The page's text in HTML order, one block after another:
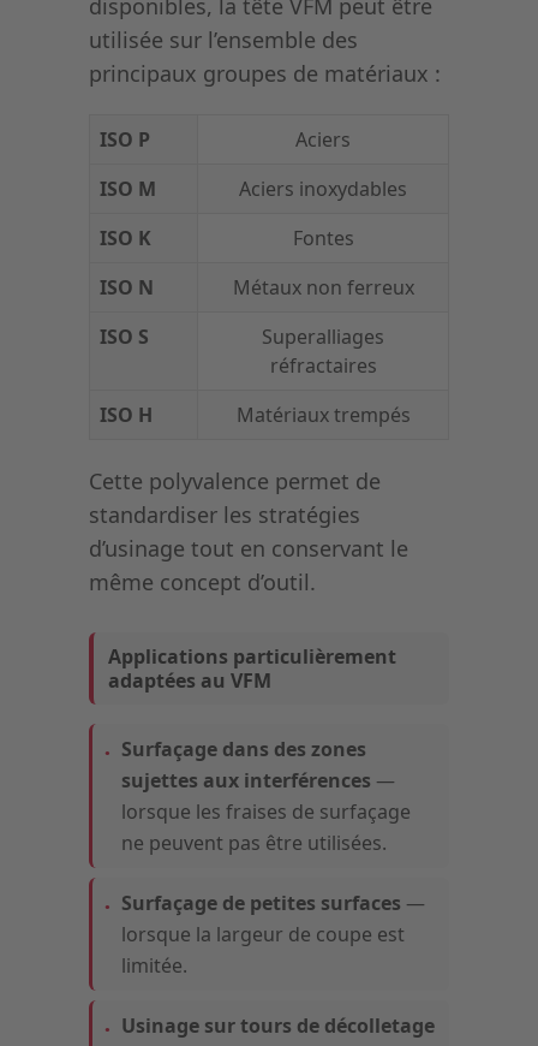
utilisée sur l’ensemble des
principaux groupes de matériaux :
ISO P
Aciers
ISO M
Aciers inoxydables
ISO K
Fontes
ISO N
Métaux non ferreux
ISO S
Superalliages
réfractaires
ISO H
Matériaux trempés
Cette polyvalence permet de
standardiser les stratégies
d’usinage tout en conservant le
même concept d’outil.
Applications particulièrement
adaptées au VFM
Surfaçage dans des zones
sujettes aux interférences —
lorsque les fraises de surfaçage
ne peuvent pas être utilisées.
Surfaçage de petites surfaces —
lorsque la largeur de coupe est
limitée.
Usinage sur tours de décolletage